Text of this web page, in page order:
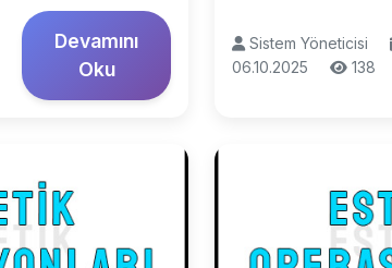
Devamını
Oku
Sistem Yöneticisi
06.10.2025
138